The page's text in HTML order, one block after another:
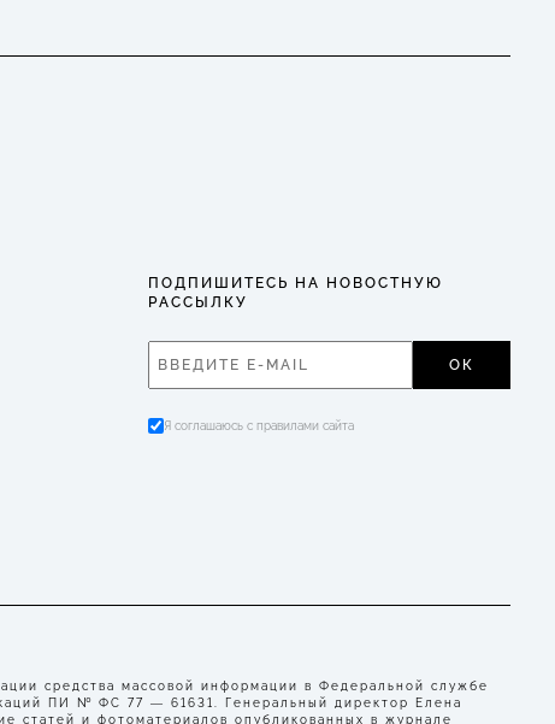
ПОДПИШИТЕСЬ НА НОВОСТНУЮ
РАССЫЛКУ
ОК
Я соглашаюсь с правилами сайта
средства массовой информации в Федеральной службе
ПИ № ФС 77 — 61631. Генеральный директор Елена
статей и фотоматериалов опубликованных в журнале